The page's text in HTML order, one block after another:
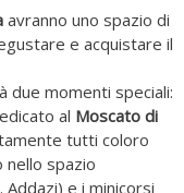
avranno uno spazio di
e acquistare il
due momenti speciali:
al Moscato di
tutti coloro
nello spazio
e i minicorsi